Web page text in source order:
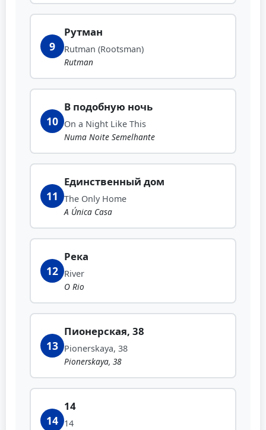
9
Рутман
Rutman (Rootsman)
Rutman
10
В подобную ночь
On a Night Like This
Numa Noite Semelhante
11
Единственный дом
The Only Home
A Única Casa
12
Река
River
O Rio
13
Пионерская, 38
Pionerskaya, 38
Pionerskaya, 38
14
14
14